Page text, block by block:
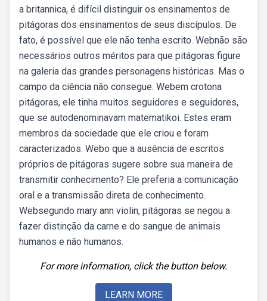
a britannica, é difícil distinguir os ensinamentos de
pitágoras dos ensinamentos de seus discípulos. De
fato, é possível que ele não tenha escrito. Webnão são
necessários outros méritos para que pitágoras figure
na galeria das grandes personagens históricas. Mas o
campo da ciência não consegue. Webem crotona
pitágoras, ele tinha muitos seguidores e seguidores,
que se autodenominavam matematikoi. Estes eram
membros da sociedade que ele criou e foram
caracterizados. Webo que a ausência de escritos
próprios de pitágoras sugere sobre sua maneira de
transmitir conhecimento? Ele preferia a comunicação
oral e a transmissão direta de conhecimento.
Websegundo mary ann violin, pitágoras se negou a
fazer distinção da carne e do sangue de animais
humanos e não humanos.
For more information, click the button below.
LEARN MORE